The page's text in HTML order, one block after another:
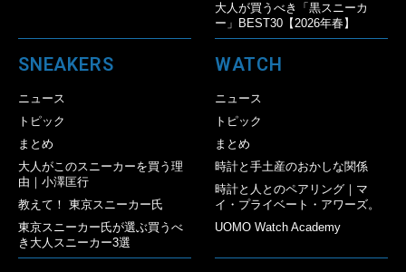
大人が買うべき「黒スニーカ
ー」BEST30【2026年春】
SNEAKERS
ニュース
トピック
まとめ
大人がこのスニーカーを買う理
由｜小澤匡行
教えて！ 東京スニーカー氏
東京スニーカー氏が選ぶ買うべ
き大人スニーカー3選
WATCH
ニュース
トピック
まとめ
時計と手土産のおかしな関係
時計と人とのペアリング｜マ
イ・プライベート・アワーズ。
UOMO Watch Academy